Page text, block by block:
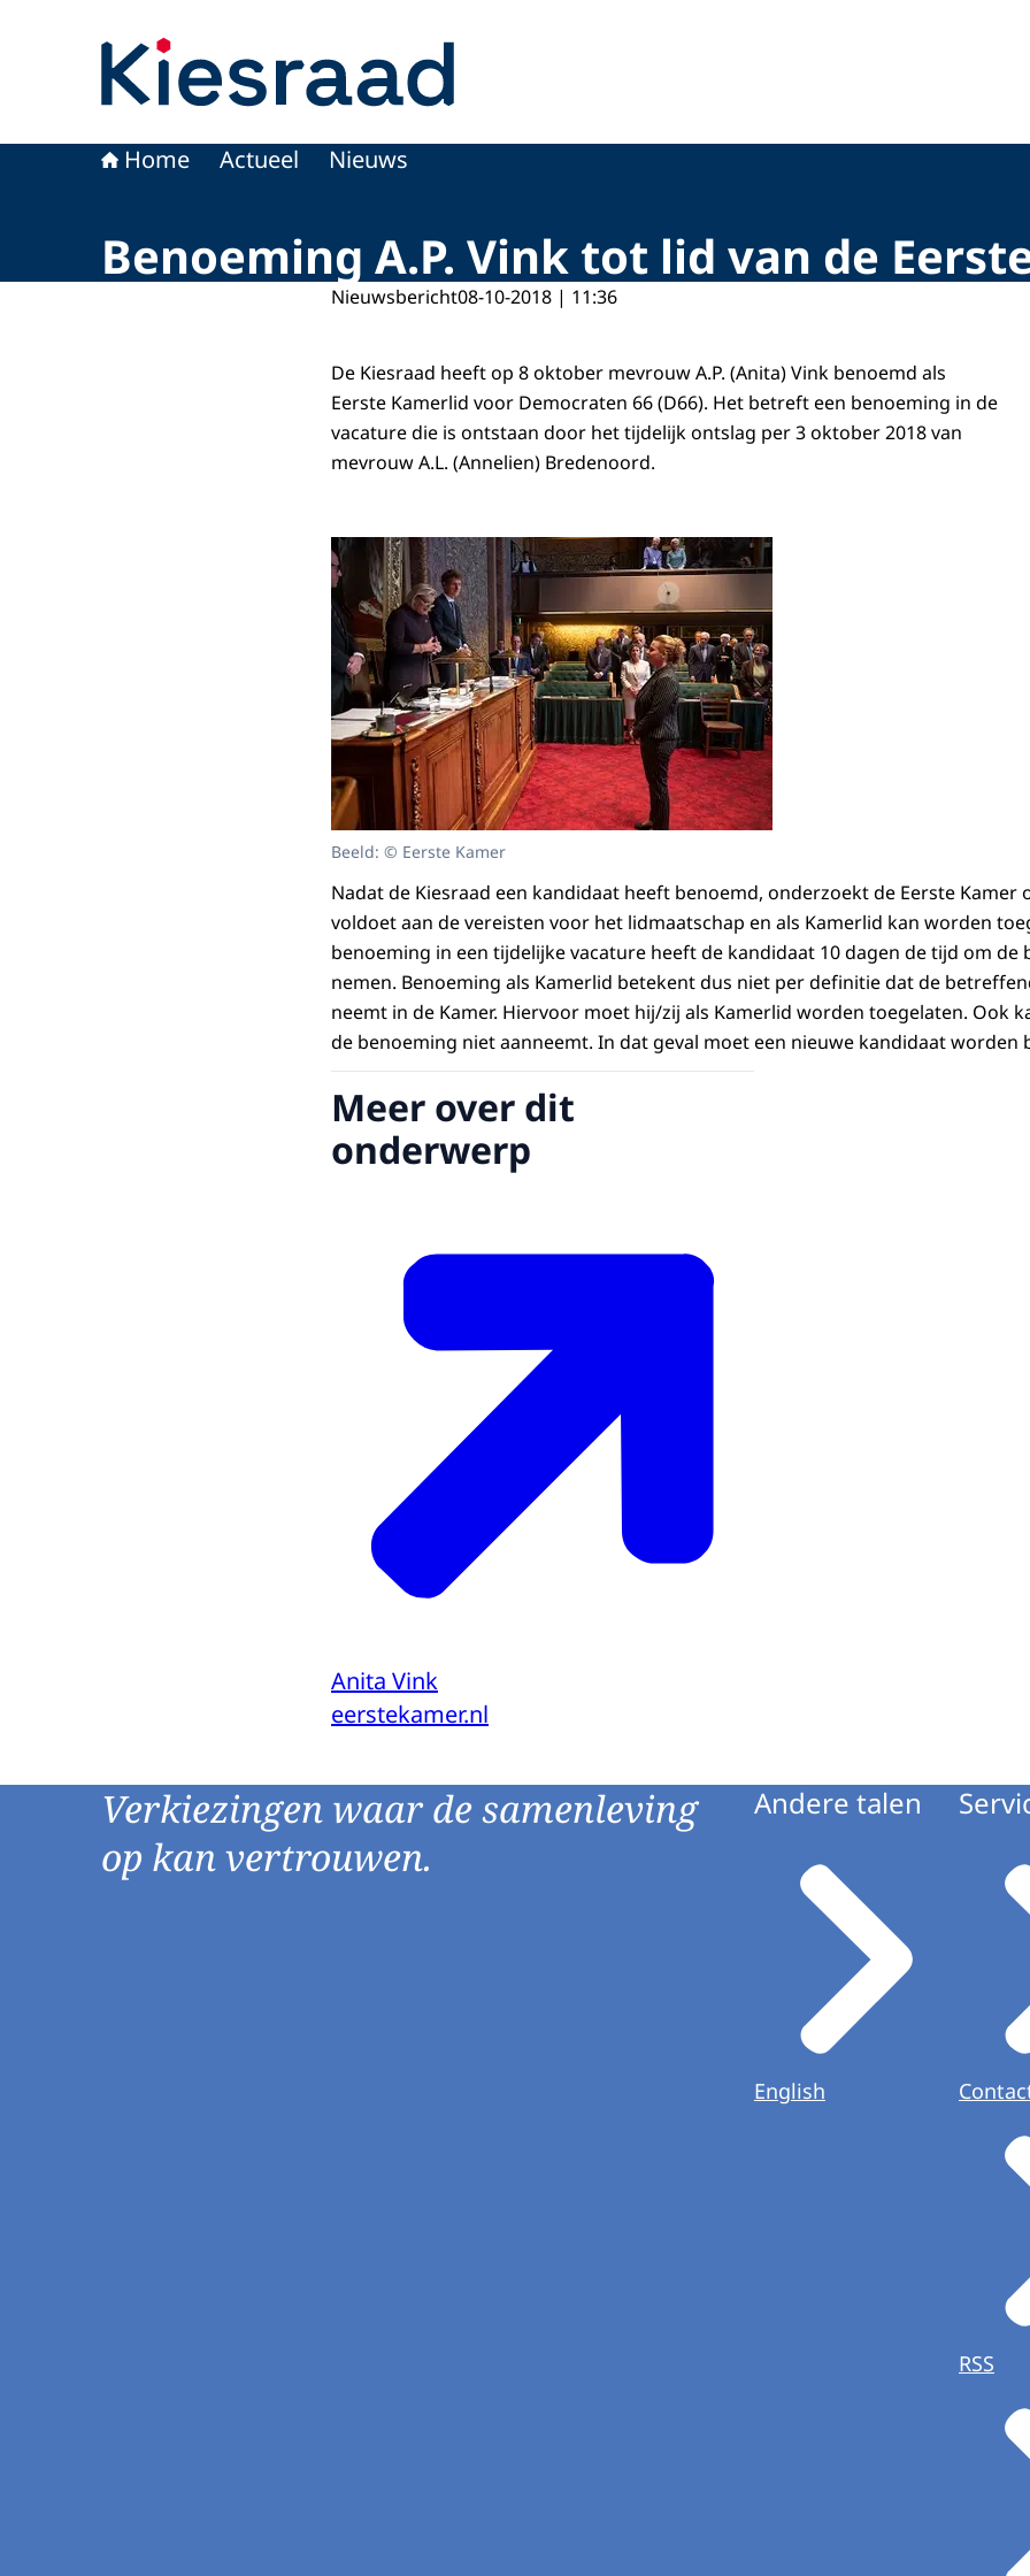
Home Actueel Nieuws
Benoeming A.P. Vink tot lid van de
Nieuwsbericht08-10-2018 | 11:36
De Kiesraad heeft op 8 oktober mevrouw A.P. (Anita) Vink benoemd als
Eerste Kamerlid voor Democraten 66 (D66). Het betreft een benoeming in de
vacature die is ontstaan door het tijdelijk ontslag per 3 oktober 2018 van
mevrouw A.L. (Annelien) Bredenoord.
Beeld: © Eerste Kamer
Nadat de Kiesraad een kandidaat heeft benoemd, onderzoekt de Eerste Kamer
voldoet aan de vereisten voor het lidmaatschap en als Kamerlid kan worden
benoeming in een tijdelijke vacature heeft de kandidaat 10 dagen de tijd om de
nemen. Benoeming als Kamerlid betekent dus niet per definitie dat de
neemt in de Kamer. Hiervoor moet hij/zij als Kamerlid worden toegelaten. Ook
de benoeming niet aanneemt. In dat geval moet een nieuwe kandidaat worden
Meer over dit
onderwerp
Anita Vink
eerstekamer.nl
Verkiezingen waar de samenleving
op kan vertrouwen.
Andere talen
English
RSS